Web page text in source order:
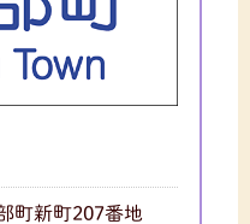
町新町207番地